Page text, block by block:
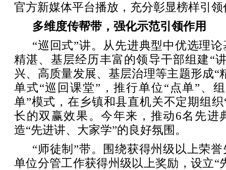
官方新媒体平台播放，充分彰显榜样引领
多维度传帮带，强化示范引领作用
“巡回式”讲。从先进典型中优选理
精湛、基层经历丰富的领导干部组建“
兴、高质量发展、基层治理等主题形成“
单式“巡回课堂”，推行单位“点单”、
单”模式，在乡镇和县直机关不定期组
长的双赢效果。今年来，推动6名先进
造“先进讲、大家学”的良好氛围。
“师徒制”带。围绕获得州级以上荣
单位分管工作获得州级以上奖励，设立“